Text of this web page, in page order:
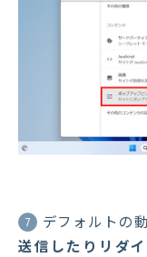
7 デフォルトの
送信したりリダ